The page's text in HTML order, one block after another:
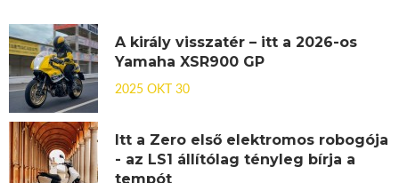
A király visszatér – itt a 2026-os
Yamaha XSR900 GP
2025 OKT 30
Itt a Zero első elektromos robogója
- az LS1 állítólag tényleg bírja a
tempót